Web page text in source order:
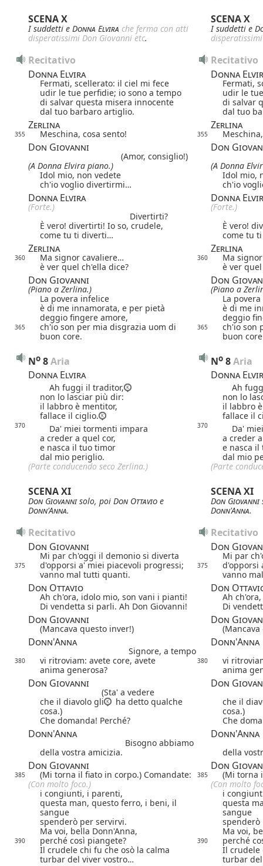
SCENA X SCENA X
I suddetti e Donna Elvira che ferma con atti
disperatissimi Don Giovanni etc.
I suddetti e
Recitativo
Recitativo
Donna Elvira
Donna
Fermati, scellerato: il ciel mi fece
Fermati,
udir le tue perfidie; io sono a tempo
udir le
di salvar questa misera innocente
di salvar
dal tuo barbaro artiglio.
dal tuo
Zerlina Zerlina
355 Meschina, cosa sento! 355
Don Giovanni Don
(Amor, consiglio!)
(A Donna Elvira piano.)
(A Donna
Idol mio, non vedete
Idol mio,
ch'io voglio divertirmi…
ch'io
Donna Elvira Donna
(Forte.)
(Forte.)
Divertirti?
È vero! divertirti! Io so, crudele,
È vero!
come tu ti diverti…
come tu
Zerlina Zerlina
360 Ma signor cavaliere… 360
Ma
è ver quel ch'ella dice?
è ver
Don Giovanni Don
(Piano a Zerlina.)
(Piano a
La povera infelice
La
è di me innamorata, e per pietà
è di me
deggio fingere amore,
deggio
365
ch'io son per mia disgrazia uom di
buon core.
365
ch'io son
buon
No 8 Aria No 8 Aria
Donna Elvira
Donna
Ah fuggi il traditor,
Ah
non lo lasciar più dir:
non lo
il labbro è mentitor,
il labbro
fallace il ciglio.
fallace il
370 Da' miei tormenti impara 370
Da'
a creder a quel cor,
a creder
e nasca il tuo timor
e nasca
dal mio periglio.
dal mio
(Parte conducendo seco Zerlina.)
(Parte
SCENA XI SCENA XI
Don Giovannisolo, poi Don Ottavio e
Donn'Anna.
Don Giovanni
Donn'Anna.
Recitativo
Recitativo
Don Giovanni
Don
Mi par ch'oggi il demonio si diverta Mi par
375 d'opporsi a' miei piacevoli progressi; 375
d'opporsi
vanno mal tutti quanti.
vanno
Don Ottavio Don
Ah ch'ora, idolo mio, son vani i pianti!
Ah
Di vendetta si parli. Ah Don Giovanni!
Di
Don Giovanni Don
(Mancava questo inver!)
Donn'Anna Donn'Anna
Signore, a tempo
380 vi ritroviam: avete core, avete 380
vi
anima generosa?
anima
Don Giovanni Don
(Sta' a vedere
che il diavolo gli
ha detto qualche
cosa.)
che il
cosa.)
Che domanda! Perché?
Che
Donn'Anna Donn'Anna
Bisogno abbiamo
della vostra amicizia.
della
Don Giovanni Don
385 (Mi torna il fiato in corpo.) Comandate: 385
(Mi torna
(Con molto foco.)
(Con molto
i congiunti, i parenti,
i
questa man, questo ferro, i beni, il
sangue
questa
sangue
spenderò per servirvi.
spenderò
Ma voi, bella Donn'Anna,
Ma voi,
390 perché così piangete? 390
perché
Il crudele chi fu che osò la calma
Il crudele
turbar del viver vostro…
turbar